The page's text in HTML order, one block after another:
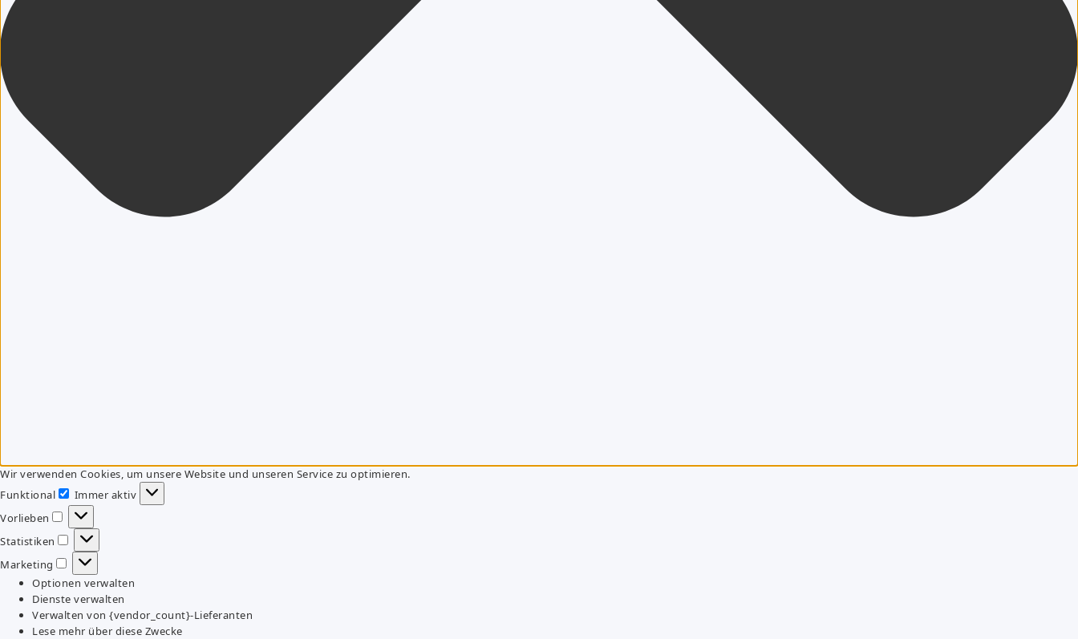
Wir verwenden Cookies, um unsere Website und unseren Service zu optimieren.
Funktional
Funktional
Immer aktiv
Vorlieben
Vorlieben
Statistiken
Statistiken
Marketing
Marketing
Optionen verwalten
Dienste verwalten
Verwalten von {vendor_count}-Lieferanten
Lese mehr über diese Zwecke